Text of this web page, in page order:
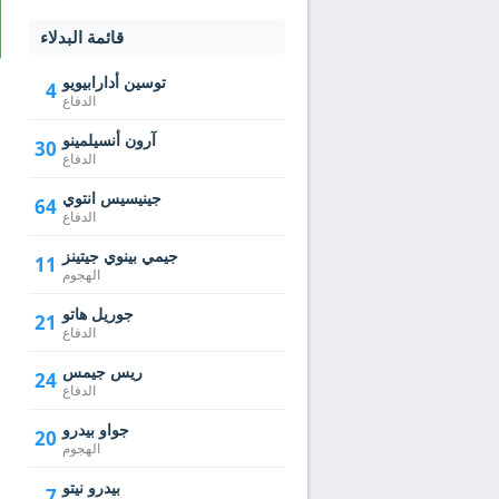
قائمة البدلاء
4 توسين أدارابيويو
الدفاع
30 آرون أنسيلمينو
الدفاع
64 جينيسيس انتوي
الدفاع
11 جيمي بينوي جيتينز
الهجوم
21 جوريل هاتو
الدفاع
24 ريس جيمس
الدفاع
20 جواو بيدرو
الهجوم
بيدرو نيتو